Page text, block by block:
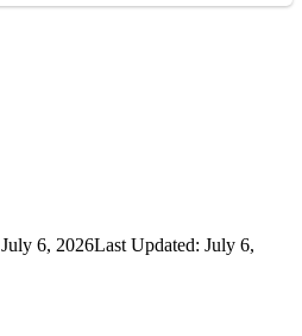
July 6, 2026Last Updated: July 6,